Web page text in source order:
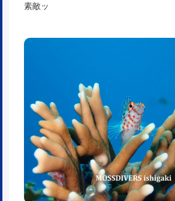
素敵ッ